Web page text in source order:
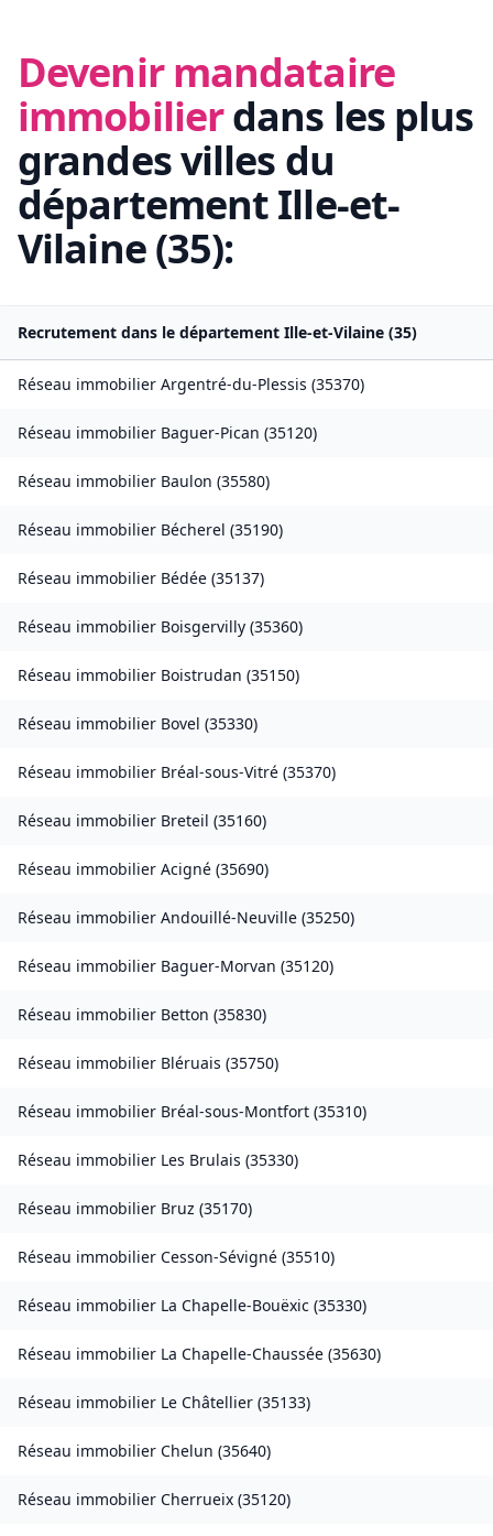
Devenir mandataire
immobilierdans les plus
grandes villes du
départementIlle-et-
Vilaine(35):
Recrutement dans le département Ille-et-Vilaine (35)
Réseau immobilier Argentré-du-Plessis (35370)
Réseau immobilier Baguer-Pican (35120)
Réseau immobilier Baulon (35580)
Réseau immobilier Bécherel (35190)
Réseau immobilier Bédée (35137)
Réseau immobilier Boisgervilly (35360)
Réseau immobilier Boistrudan (35150)
Réseau immobilier Bovel (35330)
Réseau immobilier Bréal-sous-Vitré (35370)
Réseau immobilier Breteil (35160)
Réseau immobilier Acigné (35690)
Réseau immobilier Andouillé-Neuville (35250)
Réseau immobilier Baguer-Morvan (35120)
Réseau immobilier Betton (35830)
Réseau immobilier Bléruais (35750)
Réseau immobilier Bréal-sous-Montfort (35310)
Réseau immobilier Les Brulais (35330)
Réseau immobilier Bruz (35170)
Réseau immobilier Cesson-Sévigné (35510)
Réseau immobilier La Chapelle-Bouëxic (35330)
Réseau immobilier La Chapelle-Chaussée (35630)
Réseau immobilier Le Châtellier (35133)
Réseau immobilier Chelun (35640)
Réseau immobilier Cherrueix (35120)